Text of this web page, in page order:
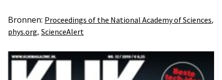
Bronnen: Proceedings of the National Academy of Sciences,
phys.org, ScienceAlert